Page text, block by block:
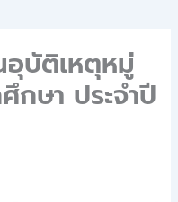
อุบัติเหตุหมู่
กษา ประจำปี